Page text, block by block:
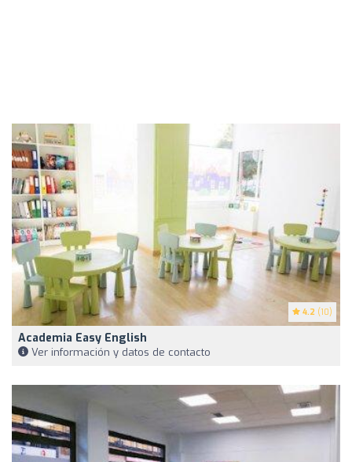
4.2 (10)
Academia Easy English
Ver información y datos de contacto